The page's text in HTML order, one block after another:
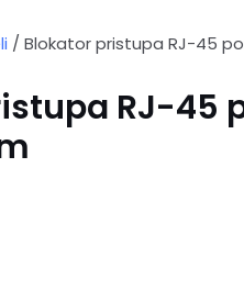
/ Blokator pristupa RJ-45
RJ-45